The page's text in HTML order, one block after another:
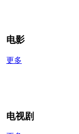
电影
更多
电视剧